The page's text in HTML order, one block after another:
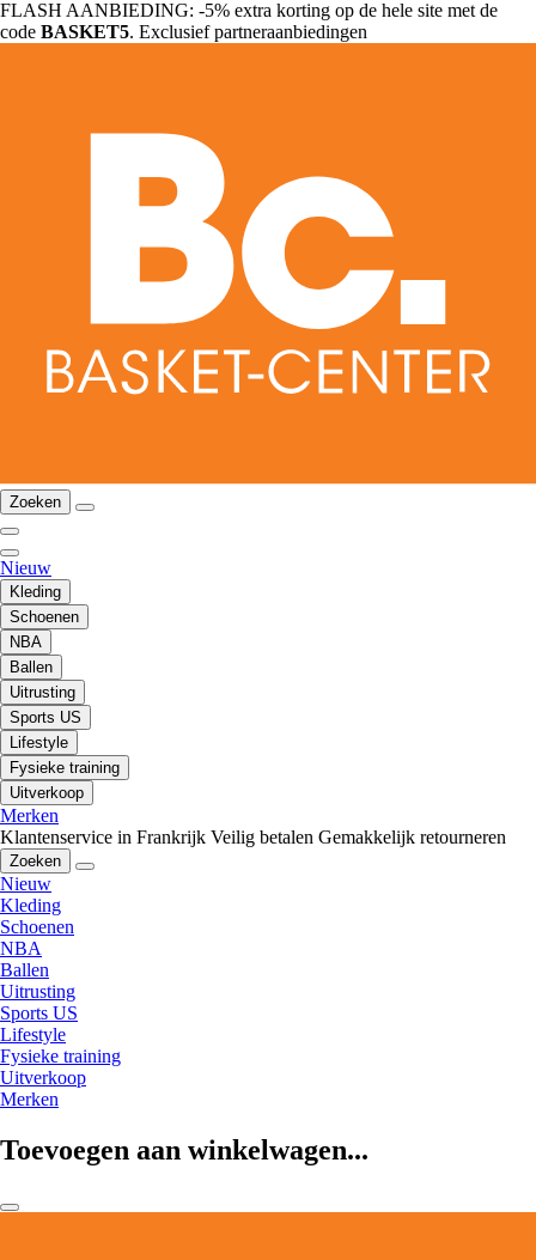
FLASH AANBIEDING: -5% extra korting op de hele site met de
code BASKET5. Exclusief partneraanbiedingen
Zoeken
Nieuw
Kleding
Schoenen
NBA
Ballen
Uitrusting
Sports US
Lifestyle
Fysieke training
Uitverkoop
Merken
Klantenservice in Frankrijk Veilig betalen Gemakkelijk retourneren
Zoeken
Nieuw
Kleding
Schoenen
NBA
Ballen
Uitrusting
Sports US
Lifestyle
Fysieke training
Uitverkoop
Merken
Toevoegen aan winkelwagen...